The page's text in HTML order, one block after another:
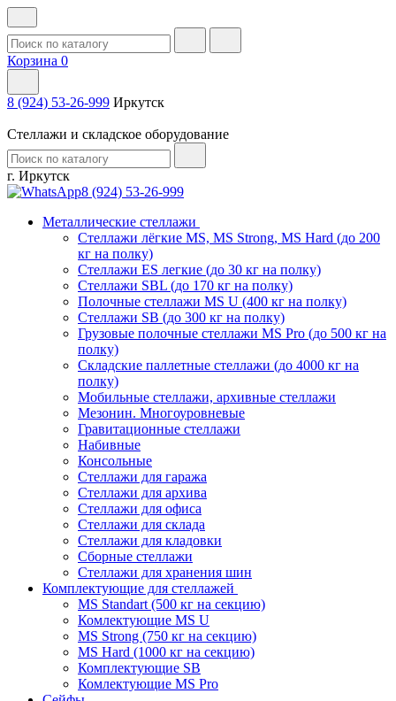
Корзина 0
8 (924) 53-26-999 Иркутск
Стеллажи и складское оборудование
г. Иркутск
8 (924) 53-26-999
Металлические стеллажи
Стеллажи лёгкие MS, MS Strong, MS Hard (до 200
кг на полку)
Стеллажи ES легкие (до 30 кг на полку)
Стеллажи SBL (до 170 кг на полку)
Полочные стеллажи MS U (400 кг на полку)
Стеллажи SB (до 300 кг на полку)
Грузовые полочные стеллажи MS Pro (до 500 кг на
полку)
Складские паллетные стеллажи (до 4000 кг на
полку)
Мобильные стеллажи, архивные стеллажи
Мезонин. Многоуровневые
Гравитационные стеллажи
Набивные
Консольные
Стеллажи для гаража
Стеллажи для архива
Стеллажи для офиса
Стеллажи для склада
Стеллажи для кладовки
Сборные стеллажи
Стеллажи для хранения шин
Комплектующие для стеллажей
MS Standart (500 кг на секцию)
Комлектующие MS U
MS Strong (750 кг на секцию)
MS Hard (1000 кг на секцию)
Комплектующие SB
Комлектующие MS Pro